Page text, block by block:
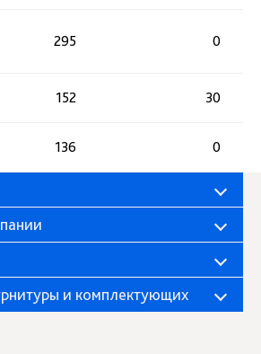
295 0
152
30
136 0
и комплектующих